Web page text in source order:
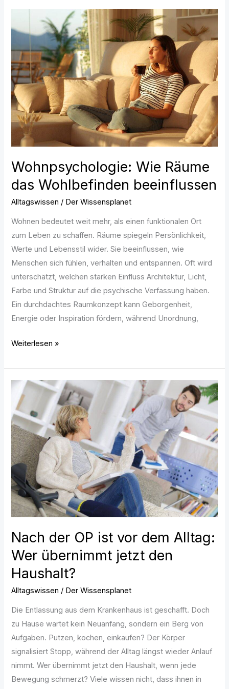
Wohnpsychologie: Wie Räume
das Wohlbefinden beeinflussen
Alltagswissen / Der Wissensplanet
Wohnen bedeutet weit mehr, als einen funktionalen Ort
zum Leben zu schaffen. Räume spiegeln Persönlichkeit,
Werte und Lebensstil wider. Sie beeinflussen, wie
Menschen sich fühlen, verhalten und entspannen. Oft wird
unterschätzt, welchen starken Einfluss Architektur, Licht,
Farbe und Struktur auf die psychische Verfassung haben.
Ein durchdachtes Raumkonzept kann Geborgenheit,
Energie oder Inspiration fördern, während Unordnung,
Wohnpsychologie:
Wie
Räume
das
Wohlbefinden
beeinflussen
Weiterlesen »
Nach der OP ist vor dem Alltag:
Wer übernimmt jetzt den
Haushalt?
Alltagswissen / Der Wissensplanet
Die Entlassung aus dem Krankenhaus ist geschafft. Doch
zu Hause wartet kein Neuanfang, sondern ein Berg von
Aufgaben. Putzen, kochen, einkaufen? Der Körper
signalisiert Stopp, während der Alltag längst wieder Anlauf
nimmt. Wer übernimmt jetzt den Haushalt, wenn jede
Bewegung schmerzt? Viele wissen nicht, dass ihnen in
Nach
der
OP
ist
vor
dem
Alltag:
Wer
übernimmt
jetzt
Haushalt?